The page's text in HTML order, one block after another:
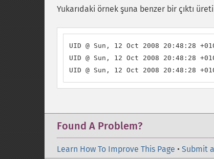
Yukarıdaki örnek şuna benzer bir çıktı
UID @ Sun, 12 Oct 2008 20:48:28
UID @ Sun, 12 Oct 2008 20:48:28
UID @ Sun, 12 Oct 2008 20:48:28
Found A Problem?
Learn How To Improve This Page • Submit